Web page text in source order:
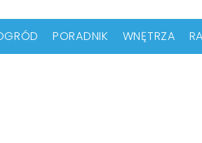
PORADNIK WNĘTRZA